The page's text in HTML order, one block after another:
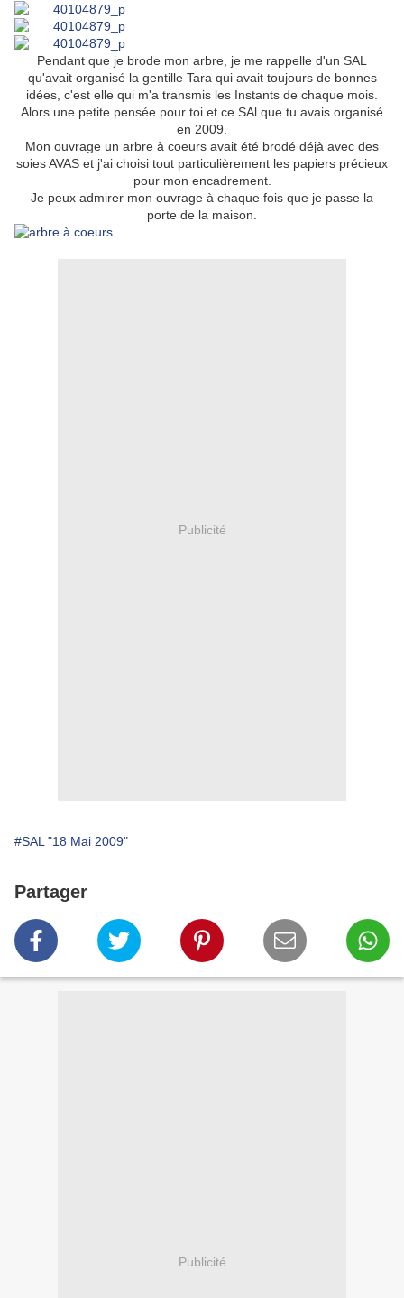
Pendant que je brode mon arbre, je me rappelle d'un SAL
qu'avait organisé la gentille Tara qui avait toujours de bonnes
idées, c'est elle qui m'a transmis les Instants de chaque mois.
Alors une petite pensée pour toi et ce SAl que tu avais organisé
en 2009.
Mon ouvrage un arbre à coeurs avait été brodé déjà avec des
soies AVAS et j'ai choisi tout particulièrement les papiers précieux
pour mon encadrement.
Je peux admirer mon ouvrage à chaque fois que je passe la
porte de la maison.
Publicité
#SAL "18 Mai 2009"
Partager
Publicité